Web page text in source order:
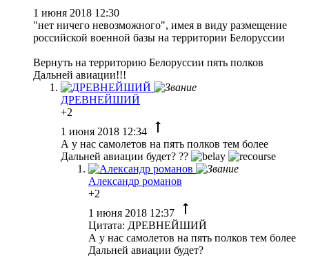
1 июня 2018 12:30
"нет ничего невозможного", имея в виду размещение
российской военной базы на территории Белоруссии
Вернуть на территорию Белоруссии пять полков
Дальней авиации!!!
ДРЕВНЕЙШИЙ
+2
1 июня 2018 12:34
А у нас самолетов на пять полков тем более
Дальней авиации будет? ??
Александр романов
+2
1 июня 2018 12:37
Цитата: ДРЕВНЕЙШИЙ
А у нас самолетов на пять полков тем более
Дальней авиации будет?